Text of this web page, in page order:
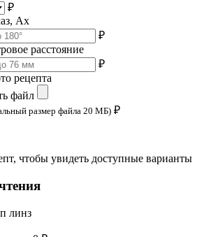
₽
Ax
₽
расстояние
₽
рецепта
файл
размер файла 20 МБ) ₽
чтобы увидеть доступные варианты
линз